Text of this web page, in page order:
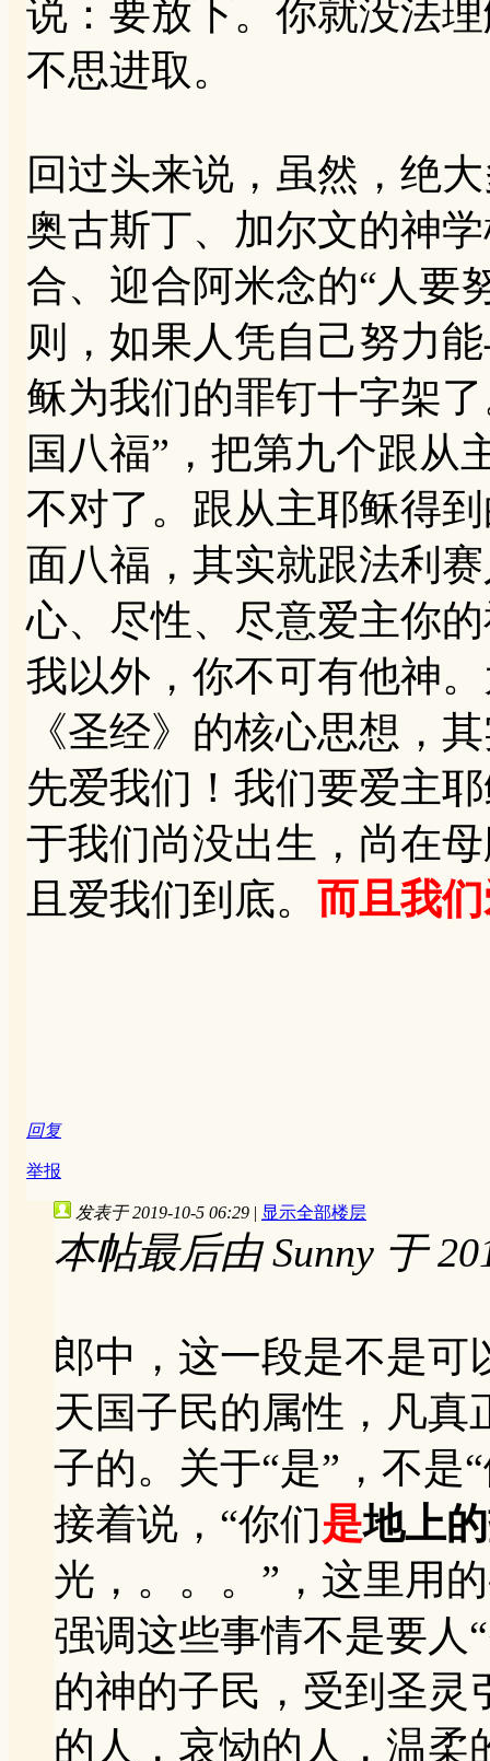
说：要放下。你就没法
不思进取。
回过头来说，虽然，绝
奥古斯丁、加尔文的神
合、迎合阿米念的“人要
则，如果人凭自己努力
稣为我们的罪钉十字架
国八福”，把第九个跟从
不对了。跟从主耶稣得
面八福，其实就跟法利
心、尽性、尽意爱主你
我以外，你不可有他神
《圣经》的核心思想，
先爱我们！我们要爱主
于我们尚没出生，尚在
且爱我们到底。 而且我
回复
举报
发表于 2019-10-5 06:29 | 显示全部楼层
本帖最后由 Sunny 于
郎中，这一段是不是可
天国子民的属性，凡真
子的。关于“是”，不是
接着说，“你们是地上
光，。。。”，这里用
强调这些事情不是要人
的神的子民，受到圣灵
的人，哀恸的人，温柔